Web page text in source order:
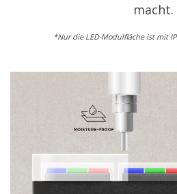
macht.
*Nur die LED-Modulfläche ist mit